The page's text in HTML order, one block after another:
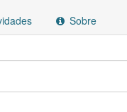
Sobre